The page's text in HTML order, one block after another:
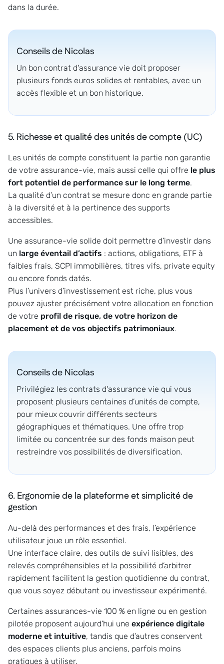
dans la durée.
Conseils deNicolas
Un bon contrat d'assurance vie doit proposer
plusieurs fonds euros solides et rentables, avec un
accès flexible et un bon historique.
5. Richesse et qualité des unités de compte (UC)
Les unités de compte constituent la partie non garantie
de votre assurance-vie, mais aussi celle qui offre le plus
fort potentiel de performance sur le long terme.
La qualité d’un contrat se mesure donc en grande partie
à la diversité et à la pertinence des supports
accessibles.
Une assurance-vie solide doit permettre d’investir dans
un large éventail d’actifs : actions, obligations, ETF à
faibles frais, SCPI immobilières, titres vifs, private equity
ou encore fonds datés.
Plus l’univers d’investissement est riche, plus vous
pouvez ajuster précisément votre allocation en fonction
de votre profil de risque, de votre horizon de
placement et de vos objectifs patrimoniaux.
Conseils deNicolas
Privilégiez les contrats d'assurance vie qui vous
proposent plusieurs centaines d’unités de compte,
pour mieux couvrir différents secteurs
géographiques et thématiques. Une offre trop
limitée ou concentrée sur des fonds maison peut
restreindre vos possibilités de diversification.
6. Ergonomie de la plateforme et simplicité de
gestion
Au-delà des performances et des frais, l’expérience
utilisateur joue un rôle essentiel.
Une interface claire, des outils de suivi lisibles, des
relevés compréhensibles et la possibilité d’arbitrer
rapidement facilitent la gestion quotidienne du contrat,
que vous soyez débutant ou investisseur expérimenté.
Certaines assurances-vie 100 % en ligne ou en gestion
pilotée proposent aujourd’hui une expérience digitale
moderne et intuitive, tandis que d’autres conservent
des espaces clients plus anciens, parfois moins
pratiques à utiliser.